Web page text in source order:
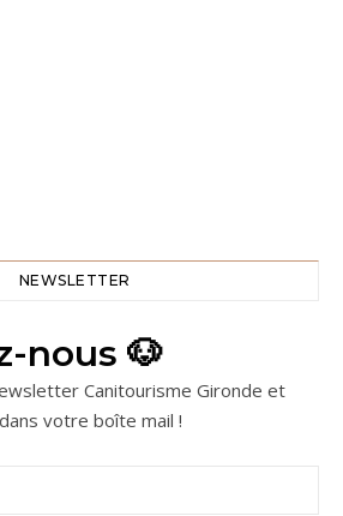
NEWSLETTER
nous 🐶
Canitourisme Gironde et
votre boîte mail !